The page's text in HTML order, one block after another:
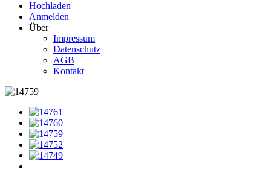
Hochladen
Anmelden
Über
Impressum
Datenschutz
AGB
Kontakt